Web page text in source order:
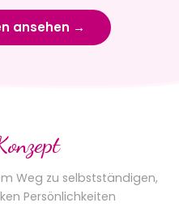
ansehen →
Weg zu selbstständigen,
Persönlichkeiten